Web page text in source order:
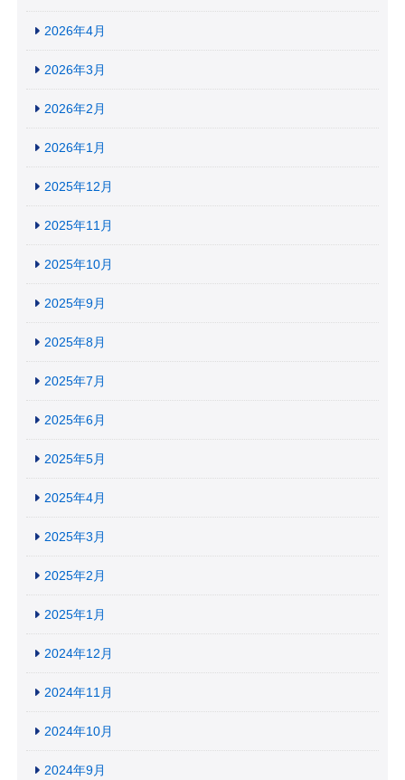
2026年4月
2026年3月
2026年2月
2026年1月
2025年12月
2025年11月
2025年10月
2025年9月
2025年8月
2025年7月
2025年6月
2025年5月
2025年4月
2025年3月
2025年2月
2025年1月
2024年12月
2024年11月
2024年10月
2024年9月